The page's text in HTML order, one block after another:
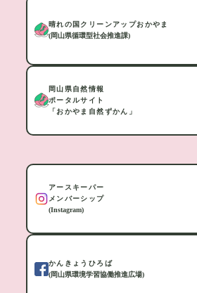
晴れの国クリーンアップおかやま
(岡山県循環型社会推進課)
岡山県自然情報
ポータルサイト
「おかやま自然ずかん」
アースキーパー
メンバーシップ
(Instagram)
かんきょうひろば
(岡山県環境学習協働推進広場)